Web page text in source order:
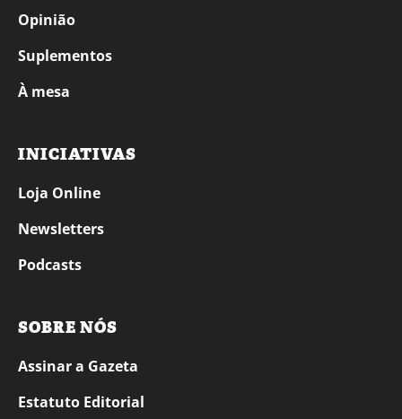
Opinião
Suplementos
À mesa
INICIATIVAS
Loja Online
Newsletters
Podcasts
SOBRE NÓS
Assinar a Gazeta
Estatuto Editorial